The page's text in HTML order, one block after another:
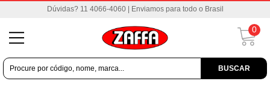
Dúvidas? 11 4066-4060 | Enviamos para todo o Brasil
BUSCAR
0